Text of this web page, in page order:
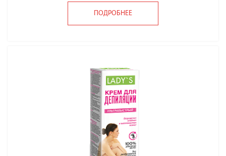
ПОДРОБНЕЕ